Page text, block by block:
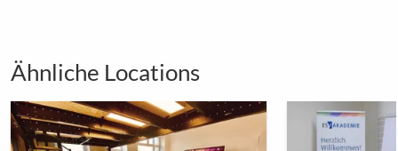
Ähnliche Locations